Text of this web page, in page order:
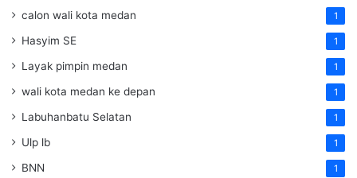
calon wali kota medan 1
Hasyim SE 1
Layak pimpin medan 1
wali kota medan ke depan 1
Labuhanbatu Selatan 1
Ulp lb 1
BNN 1